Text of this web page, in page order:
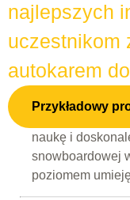
najlepszych
uczestnikom
autokarem
Przykładowy
naukę i
snowboardowej
poziomem